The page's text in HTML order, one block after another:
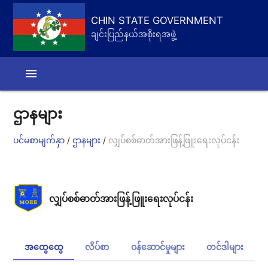
CHIN STATE GOVERNMENT
ချင်းပြည်နယ်အစိုးရအဖွဲ့
menu
ဌာနများ
ပင်မစာမျက်နှာ / ဌာနများ / လျှပ်စစ်ဓာတ်အားဖြန့်ဖြူးရေးလုပ်ငန်း
လျှပ်စစ်ဓာတ်အားဖြန့်ဖြူးရေးလုပ်ငန်း
အထွေထွေ လိပ်စာ ဝန်ဆောင်မှုများ တင်ဒါများ